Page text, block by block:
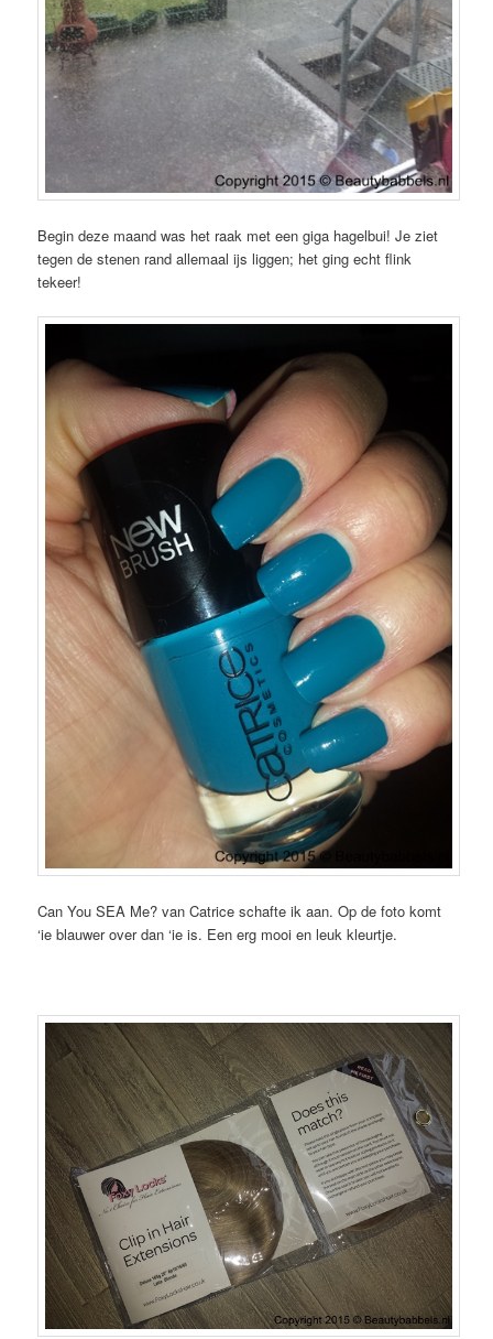
Begin deze maand was het raak met een giga hagelbui! Je ziet
tegen de stenen rand allemaal ijs liggen; het ging echt flink
tekeer!
Can You SEA Me? van Catrice schafte ik aan. Op de foto komt
‘ie blauwer over dan ‘ie is. Een erg mooi en leuk kleurtje.